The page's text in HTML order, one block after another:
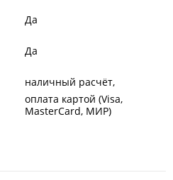
Да
Да
наличный расчёт
оплата картой (Visa,
MasterCard, МИР)